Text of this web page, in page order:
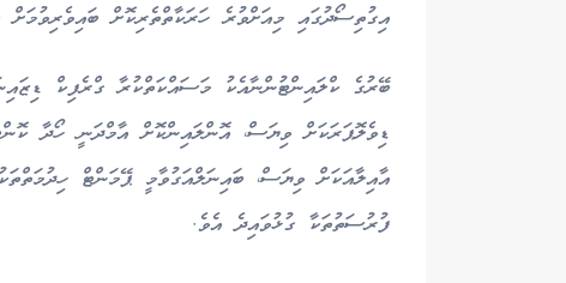
އިގުތިސޯދުގައި މިއަށްވުރެ ހަރަކާތްތެރިކޮށް
ބޭރުގެ ކްލައިންޓުންނާއެކު މަސައްކަތްކުރާ ގްރެފިކް
ޑިވެލޮޕަރަކަށް ވިޔަސް، އޮންލައިންކޮށް އާމްދަނީ ހޯދާ
އާއިލާއަކަށް ވިޔަސް، ބައިނަލްއަގުވާމީ ޕޭމަންޓް
ފުރުސަތުތަކާ ގުޅުވައިދެ އެވެ.